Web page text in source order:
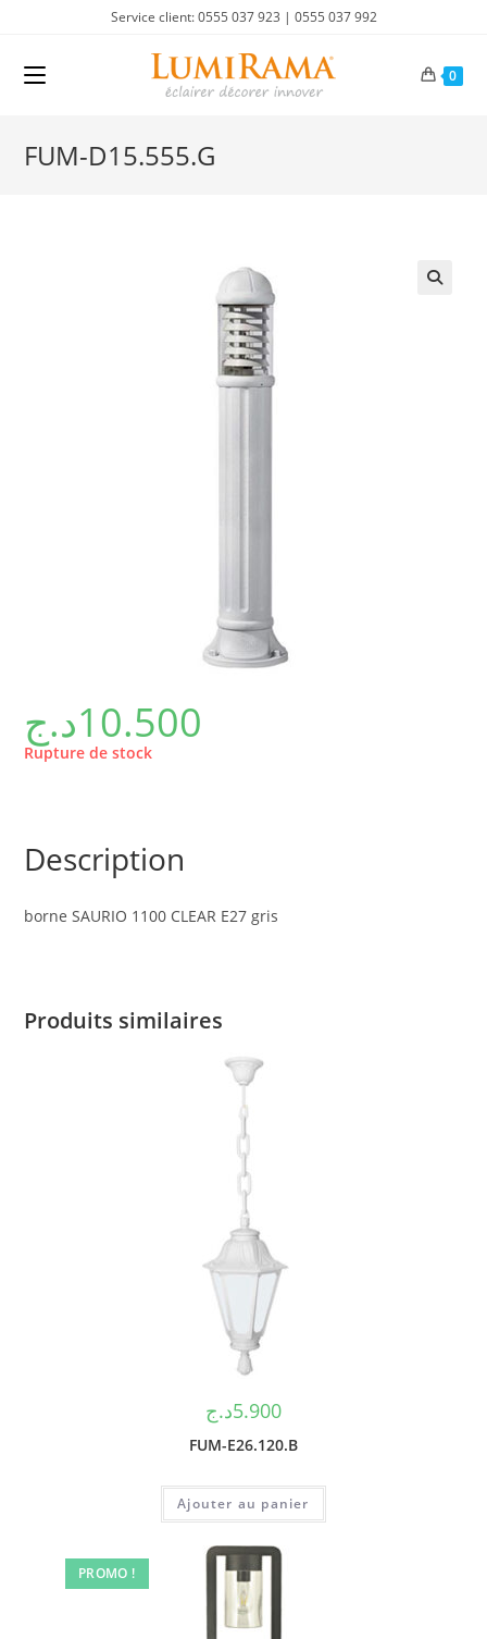
content
Service client: 0555 037 923 | 0555 037 992
0
FUM-D15.555.G
10.500د.ج
Rupture de stock
Description
borne SAURIO 1100 CLEAR E27 gris
Produits similaires
5.900د.ج
FUM-E26.120.B
Ajouter au panier
PROMO !